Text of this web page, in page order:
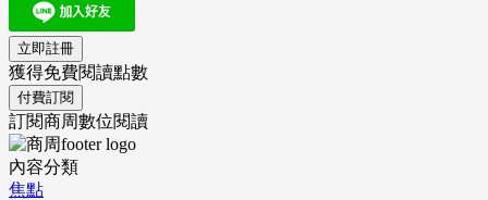
立即註冊
獲得免費閱讀點數
付費訂閱
訂閱商周數位閱讀
內容分類
焦點